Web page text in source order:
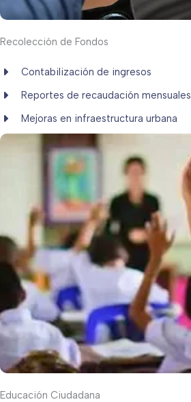
Recolección de Fondos
Contabilización de ingresos
Reportes de recaudación mensuales
Mejoras en infraestructura urbana
Educación Ciudadana